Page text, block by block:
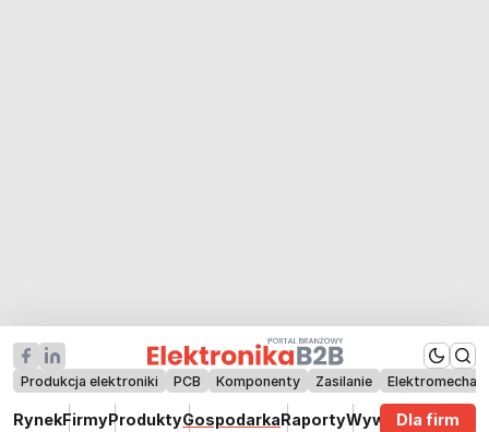
Produkcja elektroniki PCB Komponenty Zasilanie
RynekFirmyProduktyGospodarkaRaportyWywiadyDla firm